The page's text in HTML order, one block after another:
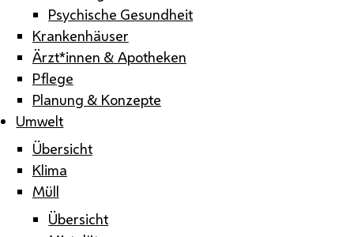
Psychische Gesundheit
Krankenhäuser
Ärzt*innen & Apotheken
Pflege
Planung & Konzepte
Umwelt
Übersicht
Klima
Müll
Übersicht